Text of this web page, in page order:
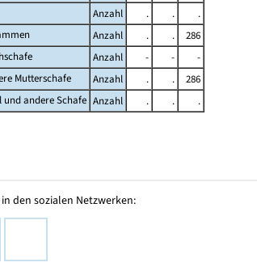
Anzahl . .
.
Anzahl . .
286
Anzahl - -
-
Mutterschafe
Anzahl . .
286
und andere Schafe Anzahl . . .
den sozialen Netzwerken: